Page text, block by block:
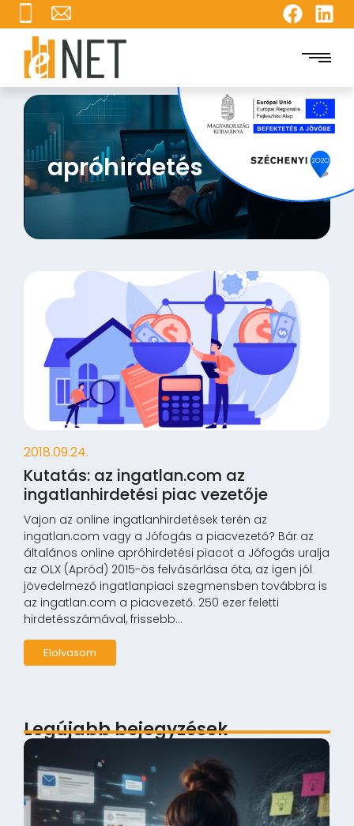
apróhirdetés
2018.09.24.
Kutatás: az ingatlan.com az
ingatlanhirdetési piac vezetője
Vajon az online ingatlanhirdetések terén az
ingatlan.com vagy a Jófogás a piacvezető? Bár az
általános online apróhirdetési piacot a Jófogás uralja
az OLX (Apród) 2015-ös felvásárlása óta, az igen jól
jövedelmező ingatlanpiaci szegmensben továbbra is
az ingatlan.com a piacvezető. 250 ezer feletti
hirdetésszámával, frissebb...
Elolvasom
Legújabb bejegyzések